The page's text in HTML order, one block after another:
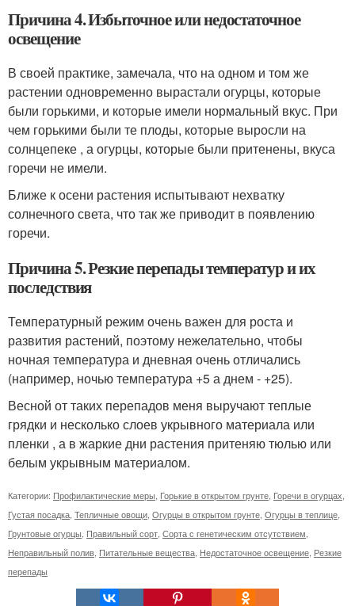
Причина 4. Избыточное или недостаточное
освещение
В своей практике, замечала, что на одном и том же
растении одновременно вырастали огурцы, которые
были горькими, и которые имели нормальный вкус. При
чем горькими были те плоды, которые выросли на
солнцепеке , а огурцы, которые были притенены, вкуса
горечи не имели.
Ближе к осени растения испытывают нехватку
солнечного света, что так же приводит в появлению
горечи.
Причина 5. Резкие перепады температур и их
последствия
Температурный режим очень важен для роста и
развития растений, поэтому нежелательно, чтобы
ночная температура и дневная очень отличались
(например, ночью температура +5 а днем - +25).
Весной от таких перепадов меня выручают теплые
грядки и несколько слоев укрывного материала или
пленки , а в жаркие дни растения притеняю тюлью или
белым укрывным материалом.
Категории: Профилактические меры Горькие в открытом грунте Горечи в огурцах
Густая посадка Тепличные овощи Огурцы в открытом грунте Огурцы в теплице
Грунтовые огурцы Правильный сорт Сорта с генетическим отсутствием
Неправильный полив Питательные вещества Недостаточное освещение Резкие
перепады